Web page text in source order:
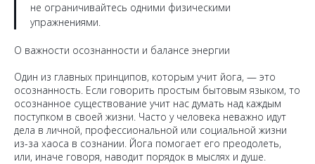
не ограничивайтесь одними физическими
упражнениями.
О важности осознанности и балансе энергии
Один из главных принципов, которым учит йога, — это
осознанность. Если говорить простым бытовым языком, то
осознанное существование учит нас думать над каждым
поступком в своей жизни. Часто у человека неважно идут
дела в личной, профессиональной или социальной жизни
из-за хаоса в сознании. Йога помогает его преодолеть,
или, иначе говоря, наводит порядок в мыслях и душе.